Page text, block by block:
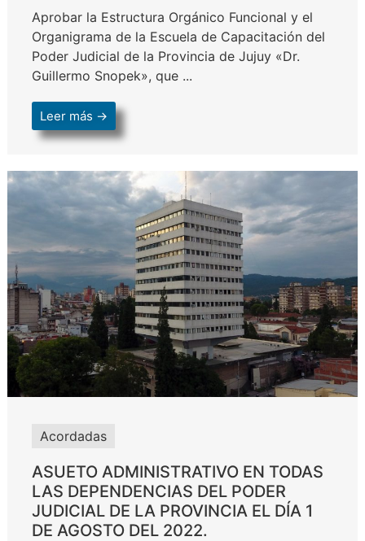
Aprobar la Estructura Orgánico Funcional y el
Organigrama de la Escuela de Capacitación del
Poder Judicial de la Provincia de Jujuy «Dr.
Guillermo Snopek», que ...
Leer más →
Acordadas
ASUETO ADMINISTRATIVO EN TODAS
LAS DEPENDENCIAS DEL PODER
JUDICIAL DE LA PROVINCIA EL DÍA 1
DE AGOSTO DEL 2022.